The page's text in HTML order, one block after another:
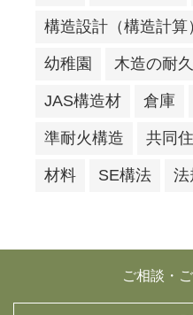
構造設計（構造計算
幼稚園 木造の耐
JAS構造材 倉庫
準耐火構造 共同
材料 SE構法 法
ご相談・